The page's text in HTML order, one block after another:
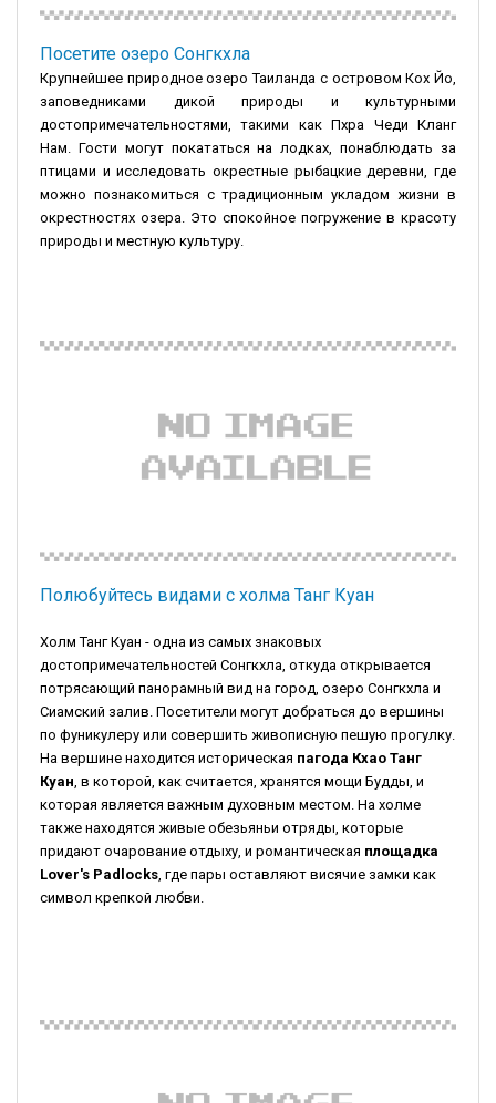
Посетите озеро Сонгкхла
Крупнейшее природное озеро Таиланда с островом Кох Йо,
заповедниками дикой природы и культурными
достопримечательностями, такими как Пхра Чеди Кланг
Нам. Гости могут покататься на лодках, понаблюдать за
птицами и исследовать окрестные рыбацкие деревни, где
можно познакомиться с традиционным укладом жизни в
окрестностях озера. Это спокойное погружение в красоту
природы и местную культуру.
Полюбуйтесь видами с холма Танг Куан
Холм Танг Куан - одна из самых знаковых
достопримечательностей Сонгкхла, откуда открывается
потрясающий панорамный вид на город, озеро Сонгкхла и
Сиамский залив. Посетители могут добраться до вершины
по фуникулеру или совершить живописную пешую прогулку.
На вершине находится историческая пагода Кхао Танг
Куан, в которой, как считается, хранятся мощи Будды, и
которая является важным духовным местом. На холме
также находятся живые обезьяньи отряды, которые
придают очарование отдыху, и романтическая площадка
Lover's Padlocks, где пары оставляют висячие замки как
символ крепкой любви.